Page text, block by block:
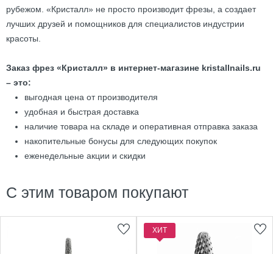
рубежом. «Кристалл» не просто производит фрезы, а создает
лучших друзей и помощников для специалистов индустрии
красоты.
Заказ фрез «Кристалл» в интернет-магазине kristallnails.ru
– это:
выгодная цена от производителя
удобная и быстрая доставка
наличие товара на складе и оперативная отправка заказа
накопительные бонусы для следующих покупок
еженедельные акции и скидки
С этим товаром покупают
ХИТ